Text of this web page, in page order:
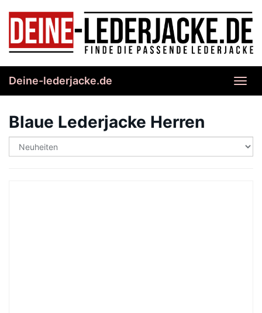
content
Deine-lederjacke.de
Blaue Lederjacke Herren